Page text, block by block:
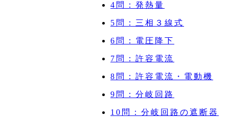
4問：発熱量
5問：三相３線式
6問：電圧降下
7問：許容電流
8問：許容電流・電動機
9問：分岐回路
10問：分岐回路の遮断器